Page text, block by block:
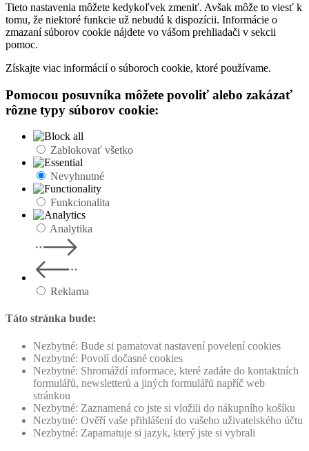
Tieto nastavenia môžete kedykoľvek zmeniť. Avšak môže to viesť k
tomu, že niektoré funkcie už nebudú k dispozícii. Informácie o
zmazaní súborov cookie nájdete vo vášom prehliadači v sekcii
pomoc.
Získajte viac informácií o súboroch cookie, ktoré používame.
Pomocou posuvníka môžete povoliť alebo zakázať
rôzne typy súborov cookie:
Zablokovať všetko
Nevyhnutné
Funkcionalita
Analytika
Reklama
Táto stránka bude:
Nezbytné: Bude si pamatovat nastavení povelení cookies
Nezbytné: Povolí dočasné cookies
Nezbytné: Shromáždí informace, které zadáte do kontaktních
formulářů, newsletterů a jiných formulářů napříč web
stránkou
Nezbytné: Zaznamená co jste si vložili do nákupního košíku
Nezbytné: Ověří vaše přihlášení do vašeho uživatelského účtu
Nezbytné: Zapamatuje si jazyk, který jste si vybrali